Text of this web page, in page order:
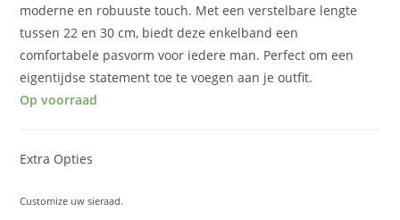
moderne en robuuste touch. Met een verstelbare lengte
tussen 22 en 30 cm, biedt deze enkelband een
comfortabele pasvorm voor iedere man. Perfect om een
eigentijdse statement toe te voegen aan je outfit.
Op voorraad
Extra Opties
Customize uw sieraad.